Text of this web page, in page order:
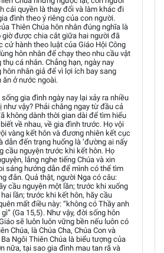
cái quyền là thay đổi và làm khác đi
đình theo ý riêng của con người.
Thiên Chúa hôn nhân đúng nghĩa là
giờ được chia cắt giữa hai người đã
hành theo luật của Giáo Hội Công
hôn nhân để chạy theo nhu cầu vật
cá nhân. Chẳng hạn, ngày nay
nhân giả để vì lợi ích bay sang
ở nước ngoài.
gia đình ngày nay lại xảy ra nhiều
như vậy? Phải chăng ngay từ đầu cả
không dành thời gian dài để tìm hiểu
về nhau, về gia đình trước. Họ vội
vàng kết hôn và đương nhiên kết cục
dẫn đến trạng huống là ‘đường ai nấy
cầu nguyện trước khi kết hôn. Họ
lắng nghe tiếng Chúa và xin
sáng hướng dẫn để mình có thể tìm
đắn. Quả thật, người Nga có câu:
cầu nguyện một lần; trước khi xuống
lần; trước khi kết hôn, hãy cầu
mất điều này: “không có Thầy anh
(Ga 15,5). Như vậy, đời sống hôn
sẽ luôn luôn vững bền nếu luôn có
Chúa, là Chúa Cha, Chúa Con và
Ngôi Thiên Chúa là biểu tượng của
nữa, tại sao gia đình mau tan rã và